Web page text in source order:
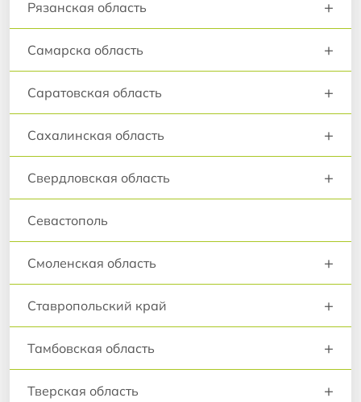
Рязанская область +
Самарска область +
Саратовская область +
Сахалинская область +
Свердловская область +
Севастополь
Смоленская область +
Ставропольский край +
Тамбовская область +
Тверская область +